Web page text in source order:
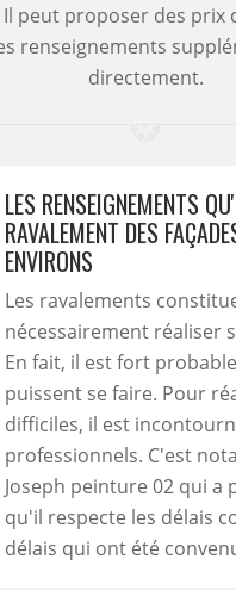
peut proposer des
renseignements
directement.
LES RENSEIGNEMENTS
RAVALEMENT DES
ENVIRONS
Les ravalements
nécessairement réaliser
En fait, il est fort
puissent se faire. Pour
difficiles, il est
professionnels. C'est
Joseph peinture 02 qui a
qu'il respecte les délais
délais qui ont été